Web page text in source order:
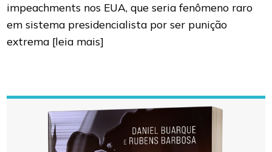
impeachments nos EUA, que seria fenômeno raro
em sistema presidencialista por ser punição
extrema [leia mais]